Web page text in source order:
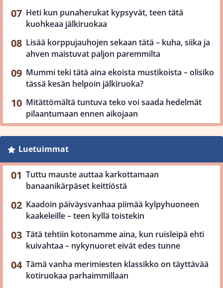
Heti kun punaherukat kypsyvät, teen tätä
kuohkeaa jälkiruokaa
Lisää korppujauhojen sekaan tätä – kuha, siika ja
ahven maistuvat paljon paremmilta
Mummi teki tätä aina ekoista mustikoista – olisiko
tässä kesän helpoin jälkiruoka?
Mitättömältä tuntuva teko voi saada hedelmät
pilaantumaan ennen aikojaan
Luetuimmat
Tuttu mauste auttaa karkottamaan
banaanikärpäset keittiöstä
Kaadoin päiväysvanhaa piimää kylpyhuoneen
kaakeleille – teen kyllä toistekin
Tätä tehtiin kotonamme aina, kun ruisleipä ehti
kuivahtaa – nykynuoret eivät edes tunne
Tämä vanha merimiesten klassikko on täyttävää
kotiruokaa parhaimmillaan